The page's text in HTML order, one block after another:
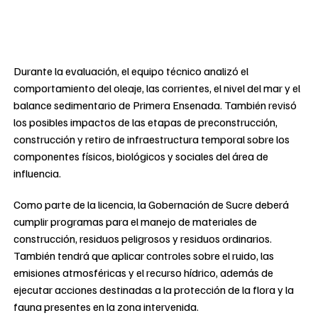
Durante la evaluación, el equipo técnico analizó el
comportamiento del oleaje, las corrientes, el nivel del mar y el
balance sedimentario de Primera Ensenada. También revisó
los posibles impactos de las etapas de preconstrucción,
construcción y retiro de infraestructura temporal sobre los
componentes físicos, biológicos y sociales del área de
influencia.
Como parte de la licencia, la Gobernación de Sucre deberá
cumplir programas para el manejo de materiales de
construcción, residuos peligrosos y residuos ordinarios.
También tendrá que aplicar controles sobre el ruido, las
emisiones atmosféricas y el recurso hídrico, además de
ejecutar acciones destinadas a la protección de la flora y la
fauna presentes en la zona intervenida.